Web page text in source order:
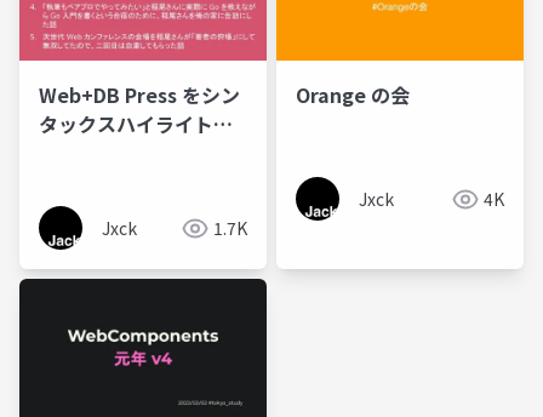
Web+DB Press をシン
タックスハイライトし
Jxck 1.7K
Orange の会
Jxck 4K